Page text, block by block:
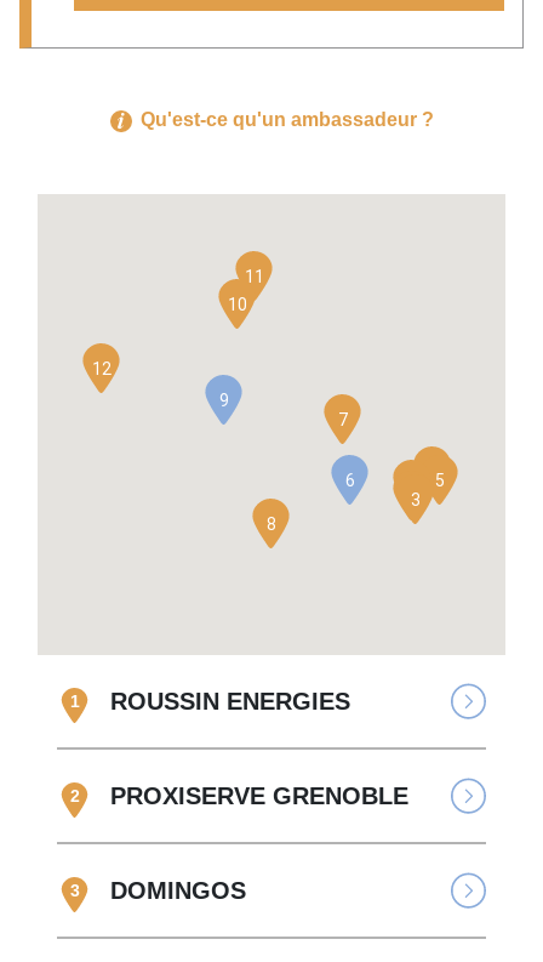
Qu'est-ce qu'un ambassadeur ?
23
45
6
7
8
9
10
11
12
1 ROUSSIN ENERGIES
2 PROXISERVE GRENOBLE
3 DOMINGOS